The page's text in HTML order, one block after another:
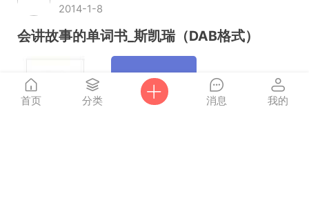
2014-1-8
会讲故事的单词书_斯凯瑞（DAB格式）
首页 分类 消息 我的